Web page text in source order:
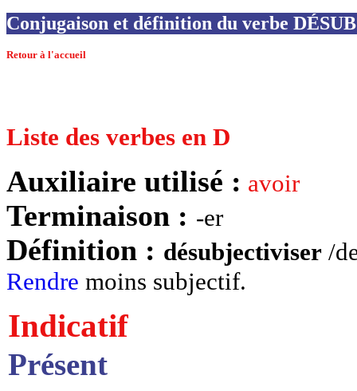
Conjugaison et définition du verbe
Retour à l'accueil
Liste des verbes en D
Auxiliaire utilisé : avoir
Terminaison : -er
Définition : désubjectiviser /
Rendre moins subjectif.
Indicatif
Présent